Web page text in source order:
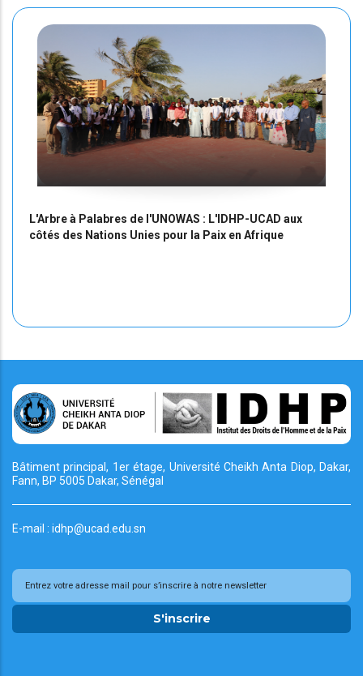
L'Arbre à Palabres de l'UNOWAS : L'IDHP-UCAD aux
côtés des Nations Unies pour la Paix en Afrique
Bâtiment principal, 1er étage, Université CheikhAnta Diop, Dakar,
Fann, BP 5005 Dakar, Sénégal
E-mail : idhp@ucad.edu.sn
S'inscrire